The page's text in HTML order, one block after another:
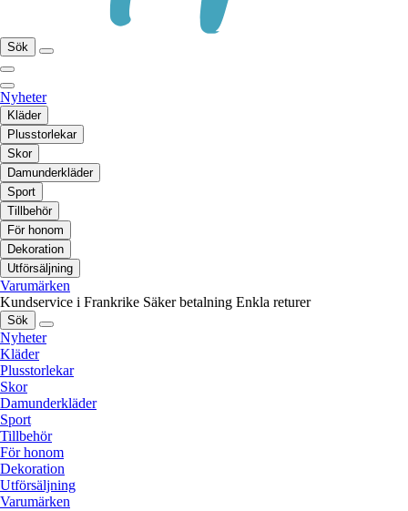
Sök
Nyheter
Kläder
Plusstorlekar
Skor
Damunderkläder
Sport
Tillbehör
För honom
Dekoration
Utförsäljning
Varumärken
Kundservice i Frankrike Säker betalning Enkla returer
Sök
Nyheter
Kläder
Plusstorlekar
Skor
Damunderkläder
Sport
Tillbehör
För honom
Dekoration
Utförsäljning
Varumärken